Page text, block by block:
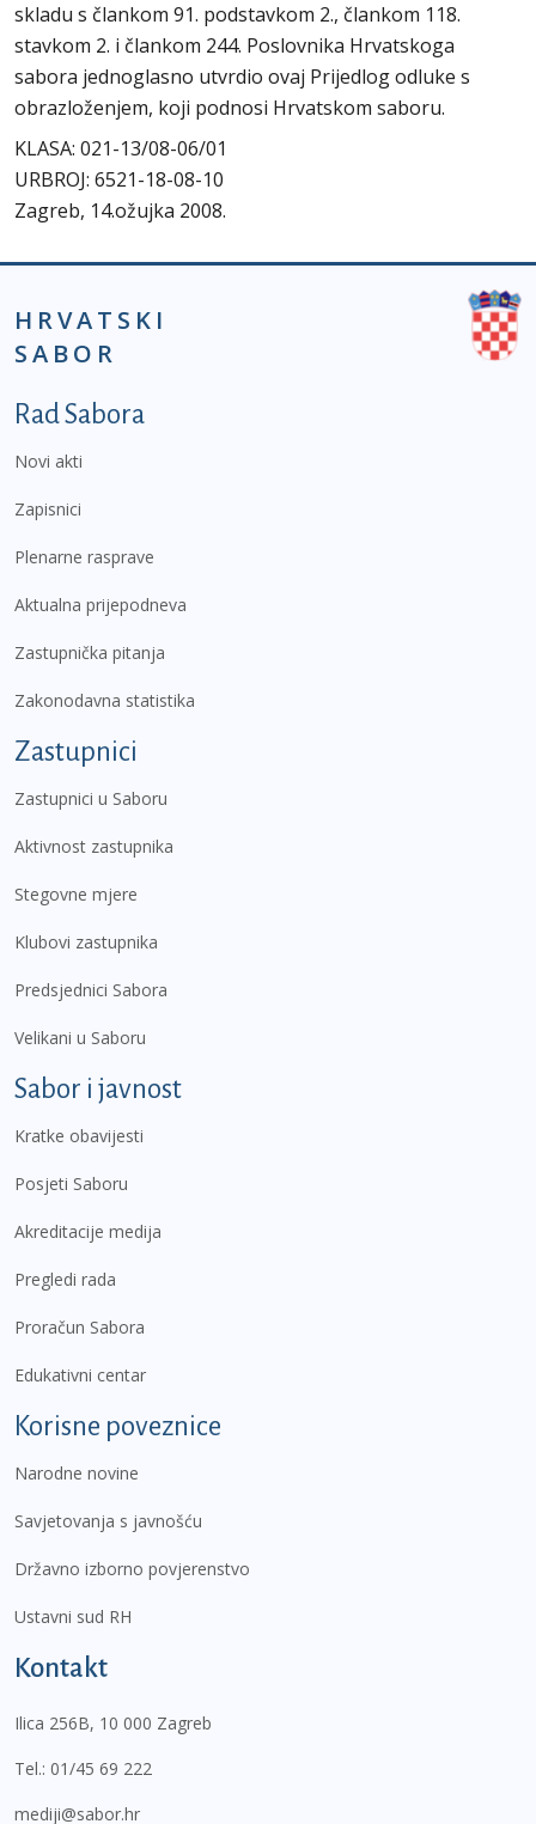
skladu s člankom 91. podstavkom 2., člankom 118.
stavkom 2. i člankom 244. Poslovnika Hrvatskoga
sabora jednoglasno utvrdio ovaj Prijedlog odluke s
obrazloženjem, koji podnosi Hrvatskom saboru.
KLASA: 021-13/08-06/01
URBROJ: 6521-18-08-10
Zagreb, 14.ožujka 2008.
HRVATSKI
SABOR
Podnožje prvi izbornik
Rad Sabora
Novi akti
Zapisnici
Plenarne rasprave
Aktualna prijepodneva
Zastupnička pitanja
Zakonodavna statistika
Zastupnici
Zastupnici u Saboru
Aktivnost zastupnika
Stegovne mjere
Klubovi zastupnika
Predsjednici Sabora
Velikani u Saboru
Sabor i javnost
Kratke obavijesti
Posjeti Saboru
Akreditacije medija
Pregledi rada
Proračun Sabora
Edukativni centar
Korisne poveznice
Narodne novine
Savjetovanja s javnošću
Državno izborno povjerenstvo
Ustavni sud RH
Kontakt
Ilica 256B, 10 000 Zagreb
Tel.: 01/45 69 222
mediji@sabor.hr